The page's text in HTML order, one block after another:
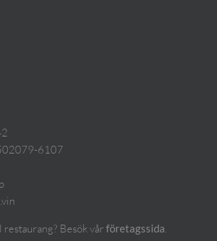
6107
Besök vårföretagssida